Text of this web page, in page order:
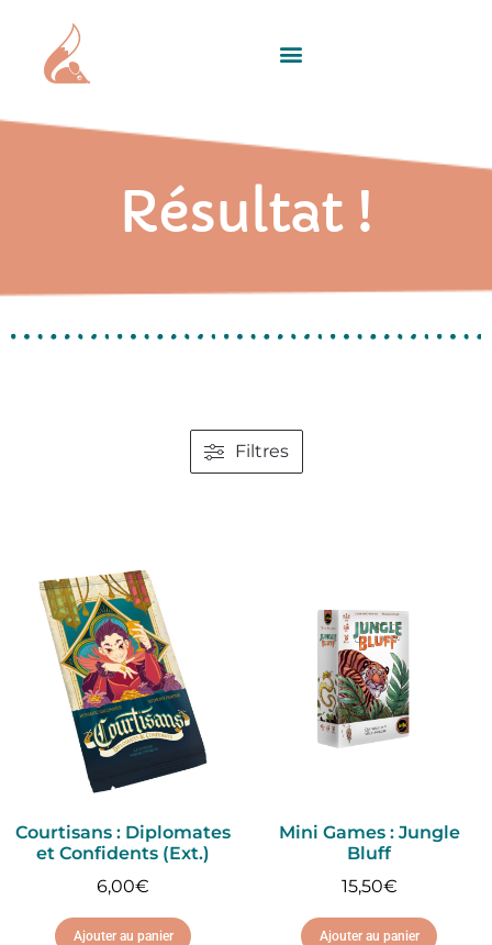
Résultat !
Filtres
Courtisans : Diplomates
et Confidents (Ext.)
6,00€
Ajouter au panier
Mini Games : Jungle
Bluff
15,50€
Ajouter au panier